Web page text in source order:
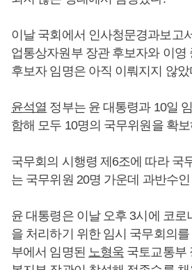
이날 국회에서 인사청문경과보고
업통상자원부 장관 후보자와 이영
후보자 임명은 아직 이뤄지지 않았
윤석열 정부는 윤 대통령과 10일
함해 모두 10명의 국무위원을 확
국무회의 시행령 제6조에 따라 국
는 국무위원 20명 가운데 과반수
윤 대통령은 이날 오후 3시에 코로
을 처리하기 위한 임시 국무회의
부에서 임명된 노형욱 국토교통부